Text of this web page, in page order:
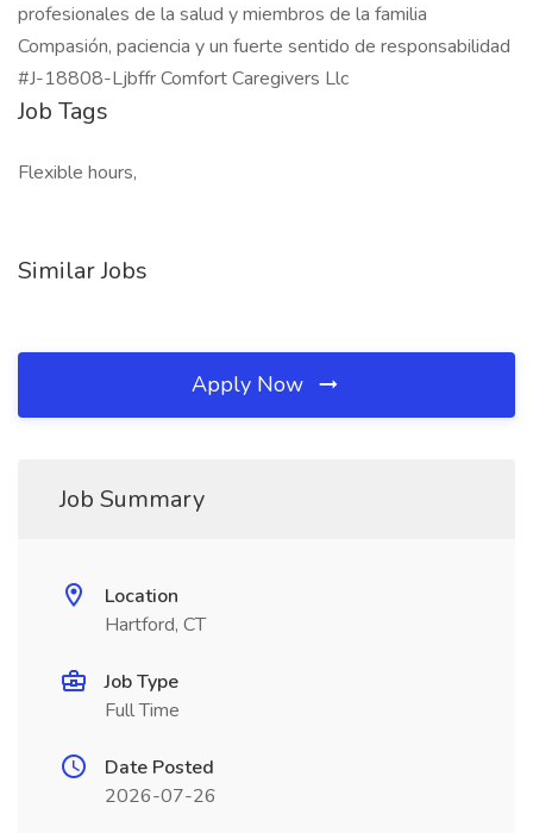
profesionales de la salud y miembros de la familia
Compasión, paciencia y un fuerte sentido de responsabilidad
#J-18808-Ljbffr Comfort Caregivers Llc
Job Tags
Flexible hours,
Similar Jobs
Apply Now
Job Summary
Location
Hartford, CT
Job Type
Full Time
Date Posted
2026-07-26